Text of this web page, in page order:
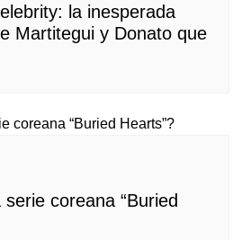
la inesperada
Martitegui y Donato que
coreana “Buried